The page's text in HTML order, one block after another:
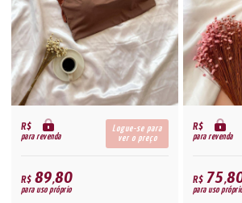
R$
para revenda
Logue-se para
ver o preço
R$89,80
para uso próprio
R$
para revenda
R$
para uso